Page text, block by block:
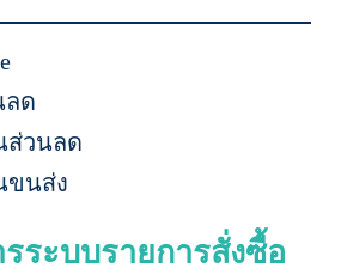
ลด
ส่วนลด
ขนส่ง
ระบบรายการสั่งซื้อ